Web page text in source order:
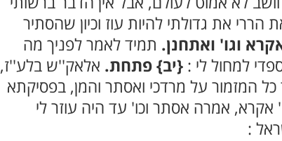
את גדולתי להיות עוז וכיון שהסתיר
וגו' ואתחנן. תמיד לאמר לפניך מה
למחול לי : {יב}פתחת. אלאק''ש בלע''ז,
המזמור על מרדכי ואסתר והמן, בפסיקתא
אקרא, אמרה אסתר וכו' עד היה עוזר לי
: